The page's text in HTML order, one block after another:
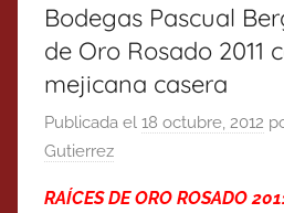
Bodegas Pascual
de Oro Rosado 2011
mejicana casera
Publicada el 18 octubre, 2012
Gutierrez
RAÍCES DE ORO ROSADO